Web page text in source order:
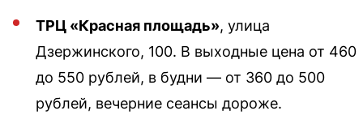
ТРЦ «Красная площадь», улица
Дзержинского, 100. В выходные цена от 460
до 550 рублей, в будни — от 360 до 500
рублей, вечерние сеансы дороже.